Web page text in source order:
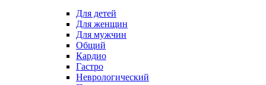
Для детей
Для женщин
Для мужчин
Общий
Кардио
Гастро
Неврологический